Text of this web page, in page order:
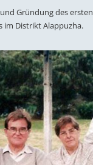
Gründung des ersten
im Distrikt Alappuzha.